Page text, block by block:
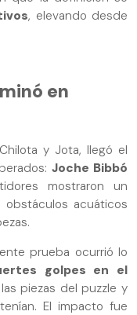
, elevando desde
en
y Jota, llegó el
Joche Bibbó
mostraron un
obstáculos acuáticos
prueba ocurrió lo
golpes en el
piezas del puzzle y
El impacto fue